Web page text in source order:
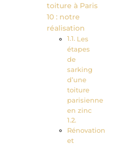
toiture à Paris
10 : notre
réalisation
Les
étapes
de
sarking
d’une
toiture
parisienne
en zinc
Rénovation
et